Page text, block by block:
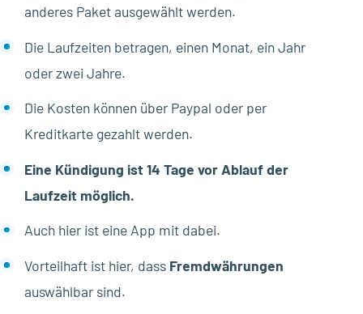
anderes Paket ausgewählt werden.
Die Laufzeiten betragen, einen Monat, ein Jahr
oder zwei Jahre.
Die Kosten können über Paypal oder per
Kreditkarte gezahlt werden.
Eine Kündigung ist 14 Tage vor Ablauf der
Laufzeit möglich.
Auch hier ist eine App mit dabei.
Vorteilhaft ist hier, dass Fremdwährungen
auswählbar sind.